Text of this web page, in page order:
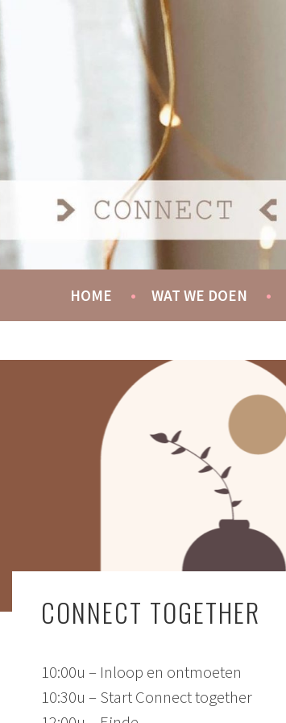
COMMUNITY
HOME WAT WE DOEN
CONNECT TOGETHER
10:00u – Inloop en ontmoeten
10:30u – Start Connect together